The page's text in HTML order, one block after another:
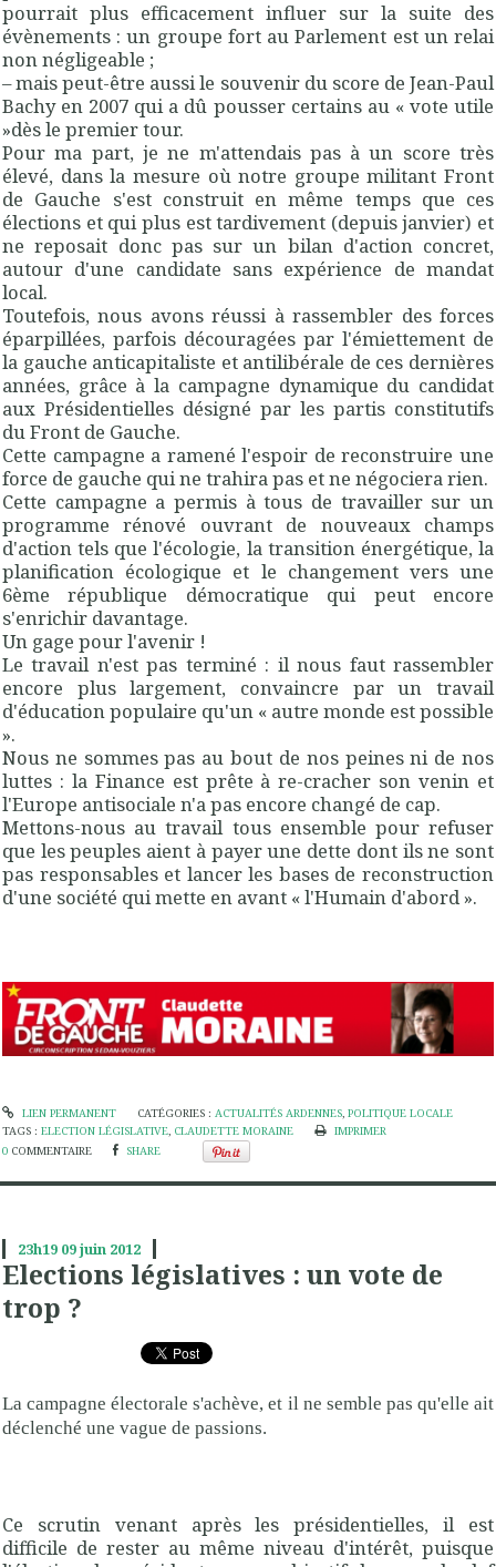
pourrait plus efficacement influer sur la suite des
évènements : un groupe fort au Parlement est un relai
non négligeable ;
– mais peut-être aussi le souvenir du score de Jean-Paul
Bachy en 2007 qui a dû pousser certains au « vote utile
»dès le premier tour.
Pour ma part, je ne m'attendais pas à un score très
élevé, dans la mesure où notre groupe militant Front
de Gauche s'est construit en même temps que ces
élections et qui plus est tardivement (depuis janvier) et
ne reposait donc pas sur un bilan d'action concret,
autour d'une candidate sans expérience de mandat
local.
Toutefois, nous avons réussi à rassembler des forces
éparpillées, parfois découragées par l'émiettement de
la gauche anticapitaliste et antilibérale de ces dernières
années, grâce à la campagne dynamique du candidat
aux Présidentielles désigné par les partis constitutifs
du Front de Gauche.
Cette campagne a ramené l'espoir de reconstruire une
force de gauche qui ne trahira pas et ne négociera rien.
Cette campagne a permis à tous de travailler sur un
programme rénové ouvrant de nouveaux champs
d'action tels que l'écologie, la transition énergétique, la
planification écologique et le changement vers une
6ème république démocratique qui peut encore
s'enrichir davantage.
Un gage pour l'avenir !
Le travail n'est pas terminé : il nous faut rassembler
encore plus largement, convaincre par un travail
d'éducation populaire qu'un « autre monde est possible
».
Nous ne sommes pas au bout de nos peines ni de nos
luttes : la Finance est prête à re-cracher son venin et
l'Europe antisociale n'a pas encore changé de cap.
Mettons-nous au travail tous ensemble pour refuser
que les peuples aient à payer une dette dont ils ne sont
pas responsables et lancer les bases de reconstruction
d'une société qui mette en avant « l'Humain d'abord ».
LIEN PERMANENT CATÉGORIES : ACTUALITÉS ARDENNES, POLITIQUE LOCALE
TAGS : ELECTION LÉGISLATIVE, CLAUDETTE MORAINE
IMPRIMER
0 COMMENTAIRE SHARE
23h19 09juin 2012
Elections législatives : un vote de
trop ?
La campagne électorale s'achève, et il ne semble pas qu'elle ait
déclenché une vague de passions.
Ce scrutin venant après les présidentielles, il est
difficile de rester au même niveau d'intérêt, puisque